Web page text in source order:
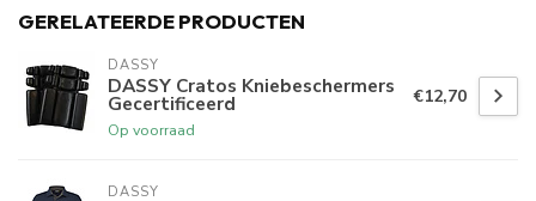
GERELATEERDE PRODUCTEN
DASSY
DASSY Cratos Kniebeschermers
Gecertificeerd
Op voorraad
€12,70
DASSY